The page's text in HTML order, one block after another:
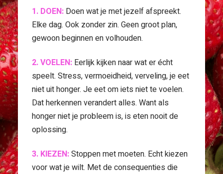
1. DOEN: Doen wat je met jezelf afspreekt.
Elke dag. Ook zonder zin. Geen groot plan,
gewoon beginnen en volhouden.
2. VOELEN: Eerlijk kijken naar wat er écht
speelt. Stress, vermoeidheid, verveling, je eet
niet uit honger. Je eet om iets niet te voelen.
Dat herkennen verandert alles. Want als
honger niet je probleem is, is eten nooit de
oplossing.
3. KIEZEN:Stoppen met moeten. Echt kiezen
voor wat je wilt. Met de consequenties die